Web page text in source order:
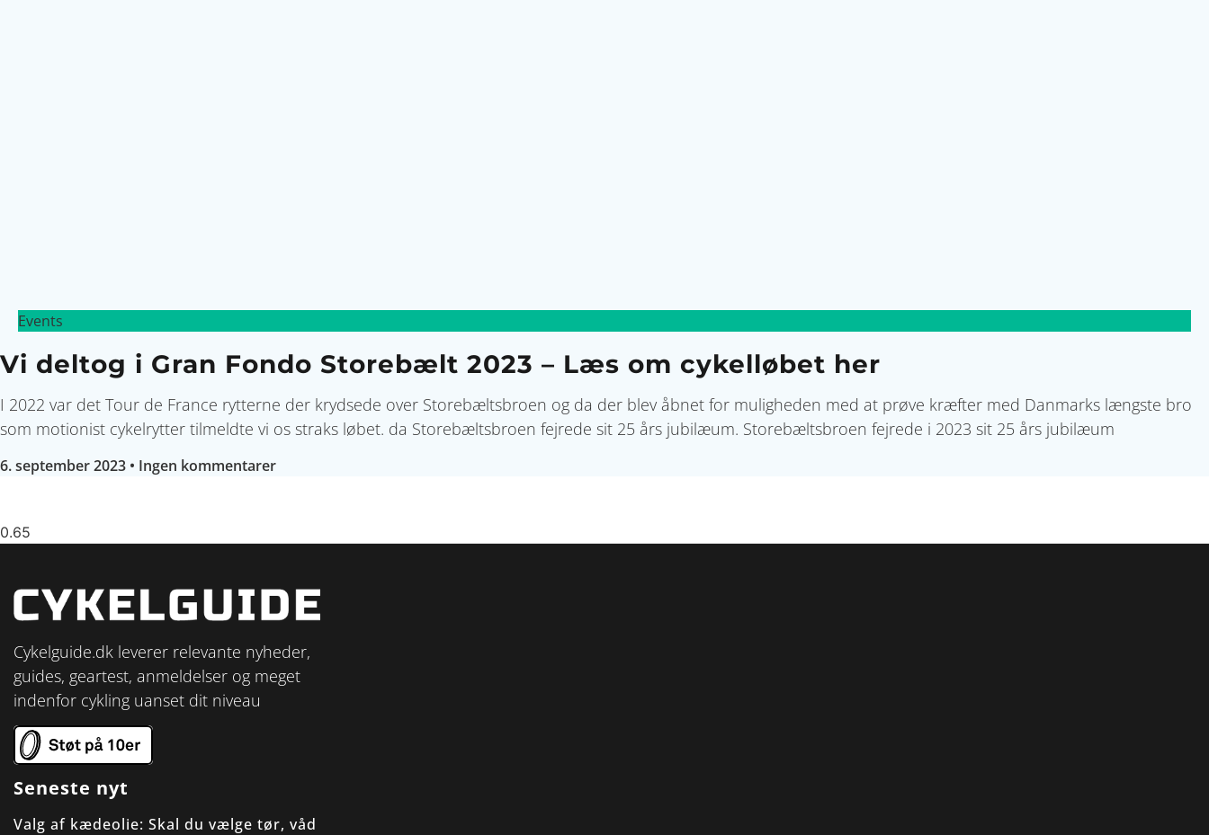
Events
Vi deltog i Gran Fondo Storebælt 2023 – Læs om cykelløbet her
I 2022 var det Tour de France rytterne der krydsede over Storebæltsbroen og da der blev åbnet for muligheden med at prøve kræfter med Danmarks længste bro
som motionist cykelrytter tilmeldte vi os straks løbet. da Storebæltsbroen fejrede sit 25 års jubilæum. Storebæltsbroen fejrede i 2023 sit 25 års jubilæum
6. september 2023 Ingen kommentarer
Cykelguide.dk leverer relevante nyheder,
guides, geartest, anmeldelser og meget
indenfor cykling uanset dit niveau
Seneste nyt
Valg af kædeolie: Skal du vælge tør, våd